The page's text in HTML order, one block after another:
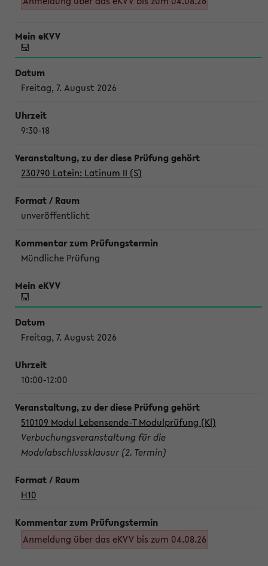
Freitag, 7. August 2026
9:30-18
230790 Latein: Latinum II (S)
unveröffentlicht
Mündliche Prüfung
Freitag, 7. August 2026
10:00-12:00
510109 Modul Lebensende-T Modulprüfung (Kl)
Verbuchungsveranstaltung für die
Modulabschlussklausur (2. Termin)
H10
Anmeldung über das eKVV bis zum 04.08.26